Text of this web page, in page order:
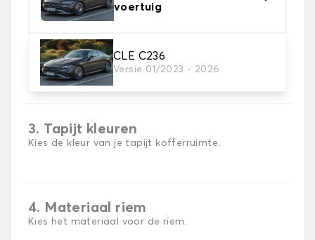
voertuig
CLE C236
Versie 01/2023 - 2026
2. Materiaal
Kies het materiaal van uw kofferbakmat
3. Tapijt kleuren
Kies de kleur van je tapijt kofferruimte.
4. Materiaal riem
Kies het materiaal voor de riem.